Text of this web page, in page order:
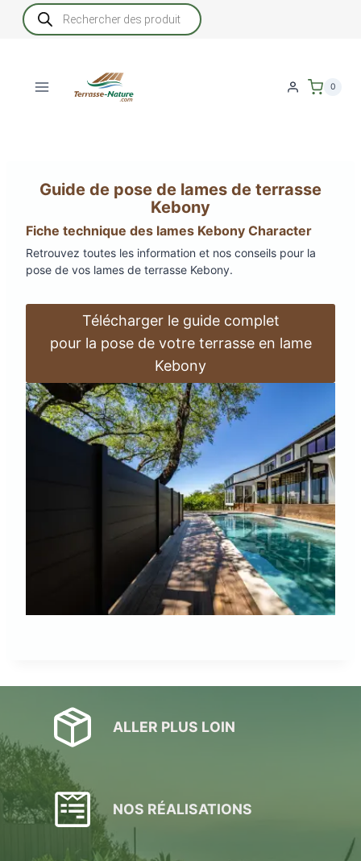
Recherche
de
produits
0
Guide de pose de lames de terrasse
Kebony
Fiche technique des lames Kebony Character
Retrouvez toutes les information et nos conseils pour la
pose de vos lames de terrasse Kebony.
Télécharger le guide complet
pour la pose de votre terrasse en lame
Kebony
ALLER PLUS LOIN
NOS RÉALISATIONS